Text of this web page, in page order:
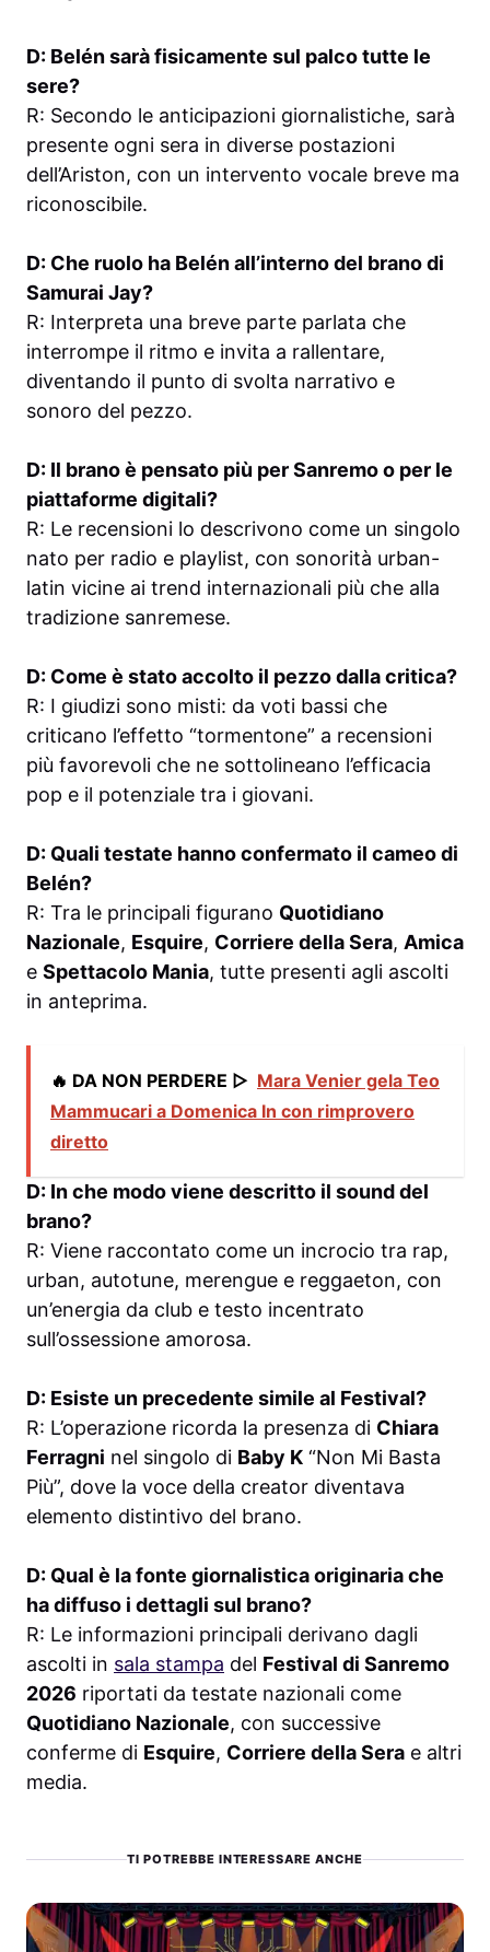
D: Belén sarà fisicamente sul palco tutte le
sere?
R: Secondo le anticipazioni giornalistiche, sarà
presente ogni sera in diverse postazioni
dell’Ariston, con un intervento vocale breve ma
riconoscibile.
D: Che ruolo ha Belén all’interno del brano di
Samurai Jay?
R: Interpreta una breve parte parlata che
interrompe il ritmo e invita a rallentare,
diventando il punto di svolta narrativo e
sonoro del pezzo.
D: Il brano è pensato più per Sanremo o per le
piattaforme digitali?
R: Le recensioni lo descrivono come un singolo
nato per radio e playlist, con sonorità urban-
latin vicine ai trend internazionali più che alla
tradizione sanremese.
D: Come è stato accolto il pezzo dalla critica?
R: I giudizi sono misti: da voti bassi che
criticano l’effetto “tormentone” a recensioni
più favorevoli che ne sottolineano l’efficacia
pop e il potenziale tra i giovani.
D: Quali testate hanno confermato il cameo di
Belén?
R: Tra le principali figurano Quotidiano
Nazionale, Esquire, Corriere della Sera, Amica
e Spettacolo Mania, tutte presenti agli ascolti
in anteprima.
🔥 DA NON PERDERE ▷ Mara Venier gela Teo
Mammucari a Domenica In con rimprovero
diretto
D: In che modo viene descritto il sound del
brano?
R: Viene raccontato come un incrocio tra rap,
urban, autotune, merengue e reggaeton, con
un’energia da club e testo incentrato
sull’ossessione amorosa.
D: Esiste un precedente simile al Festival?
R: L’operazione ricorda la presenza di Chiara
Ferragni nel singolo di Baby K “Non Mi Basta
Più”, dove la voce della creator diventava
elemento distintivo del brano.
D: Qual è la fonte giornalistica originaria che
ha diffuso i dettagli sul brano?
R: Le informazioni principali derivano dagli
ascolti in sala stampa del Festival di Sanremo
2026 riportati da testate nazionali come
Quotidiano Nazionale, con successive
conferme di Esquire, Corriere della Sera e altri
media.
TI POTREBBE INTERESSARE ANCHE